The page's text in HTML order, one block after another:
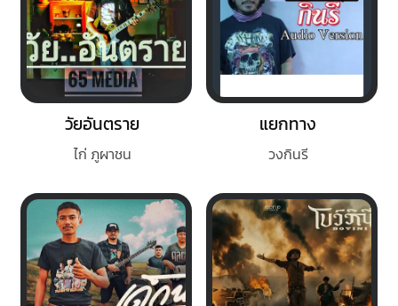
วัยอันตราย
ไก่ ภูผาชน
แยกทาง
วงกินรี